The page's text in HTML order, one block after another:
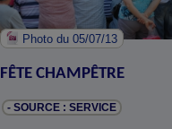
Photodu 05/07/13
FÊTE CHAMPÊTRE
- SOURCE : SERVICE